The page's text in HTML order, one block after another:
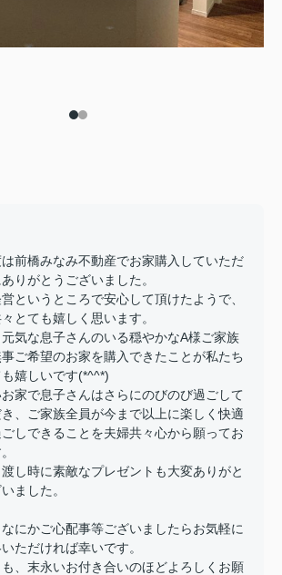
は前橋みなみ不動産でお家購入していただ
りがとうございました。
というところで安心して頂けたようで、
とても嬉しく思います。
元気な息子さんのいる穏やかなA様ご家族
ご希望のお家を購入できたことが私たち
も嬉しいです(*^^*)
家で息子さんはさらにのびのび過ごして
、ご家族全員が今まで以上に楽しく快適
しできることを夫婦共々心から願ってお
し時に素敵なプレゼントも大変ありがと
ました。
にかご心配事等ございましたらお気軽に
ただければ幸いです。
、末永いお付き合いのほどよろしくお願